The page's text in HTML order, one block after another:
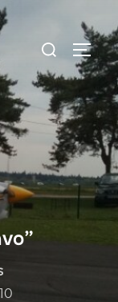
Rechercher :